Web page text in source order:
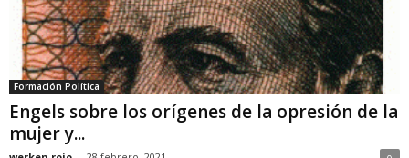
Formación Política
Engels sobre los orígenes de la opresión de la
mujer y...